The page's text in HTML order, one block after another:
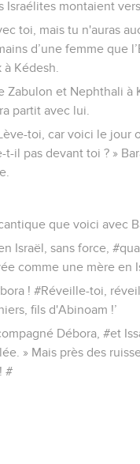
Israélites montaient
toi, mais tu n'auras
d’une femme que
Kédesh.
Zabulon et Nephthali à
partit avec lui.
toi, car voici le jour
il pas devant toi ? »
que voici avec
Israël, sans force,
comme une mère en
! #Réveille-toi,
fils d'Abinoam !’
Débora, #et
» Mais près des
#